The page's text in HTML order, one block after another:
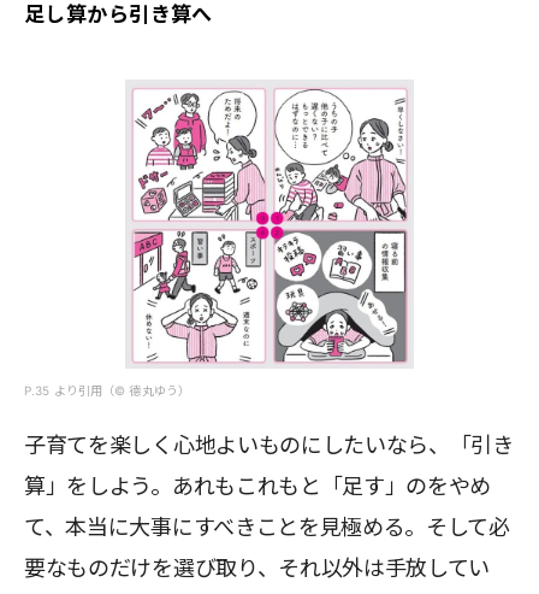
足し算から引き算へ
P.35 より引用（© 德丸ゆう）
子育てを楽しく心地よいものにしたいなら、「引き
算」をしよう。あれもこれもと「足す」のをやめ
て、本当に大事にすべきことを見極める。そして必
要なものだけを選び取り、それ以外は手放してい